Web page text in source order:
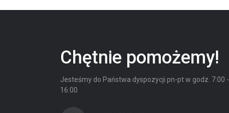
Chętnie pomożemy!
Jesteśmy do Państwa dyspozycji pn-pt w godz. 7:00 -
16:00